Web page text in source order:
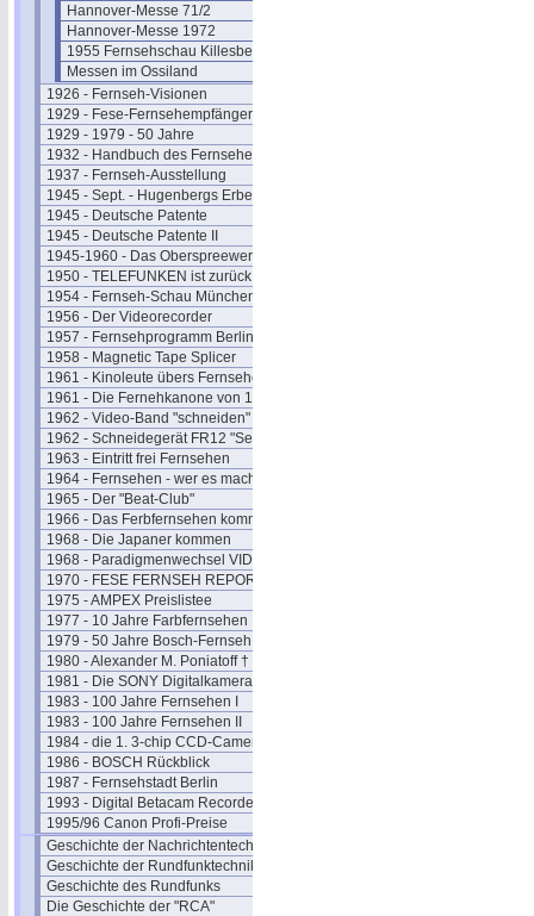
Hannover-Messe 71/2
Hannover-Messe 1972
1955 Fernsehschau Killesberg
Messen im Ossiland
1926 - Fernseh-Visionen
1929 - Fese-Fernsehempfänger
1929 - 1979 - 50 Jahre
1932 - Handbuch des Fernsehens
1937 - Fernseh-Ausstellung
1945 - Sept. - Hugenbergs Erbe
1945 - Deutsche Patente
1945 - Deutsche Patente II
1945-1960 - Das Oberspreewerk
1950 - TELEFUNKEN ist zurück
1954 - Fernseh-Schau München
1956 - Der Videorecorder
1957 - Fernsehprogramm Berlin
1958 - Magnetic Tape Splicer
1961 - Kinoleute übers Fernsehen
1961 - Die Fernehkanone von 1936
1962 - Video-Band "schneiden"
1962 - Schneidegerät FR12 "Senior"
1963 - Eintritt frei Fernsehen
1964 - Fernsehen - wer es macht
1965 - Der "Beat-Club"
1966 - Das Ferbfernsehen kommt
1968 - Die Japaner kommen
1968 - Paradigmenwechsel VIDEO
1970 - FESE FERNSEH REPORT
1975 - AMPEX Preislistee
1977 - 10 Jahre Farbfernsehen
1979 - 50 Jahre Bosch-Fernseh
1980 - Alexander M. Poniatoff †
1981 - Die SONY Digitalkamera
1983 - 100 Jahre Fernsehen I
1983 - 100 Jahre Fernsehen II
1984 - die 1. 3-chip CCD-Camera
1986 - BOSCH Rückblick
1987 - Fernsehstadt Berlin
1993 - Digital Betacam Recorder
1995/96 Canon Profi-Preise
Geschichte der Nachrichtentechnik
Geschichte der Rundfunktechnik
Geschichte des Rundfunks
Die Geschichte der "RCA"